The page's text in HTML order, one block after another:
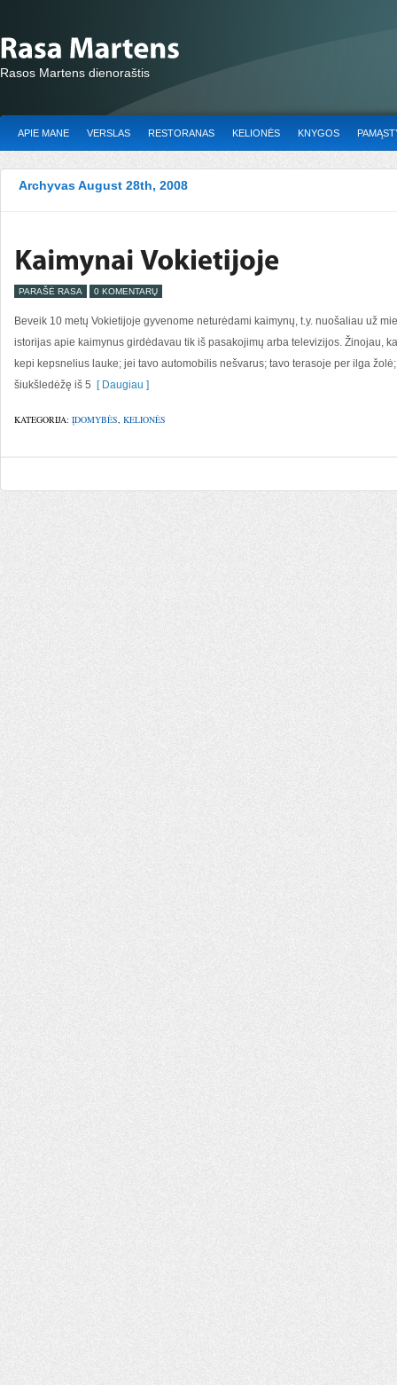
Rasos Martens dienoraštis
APIE MANE VERSLAS RESTORANAS KELIONĖS KNYGOS
Archyvas August 28th, 2008
PARAŠĖ RASA 0 KOMENTARŲ
Beveik 10 metų Vokietijoje gyvenome neturėdami kaimynų, t.y. nuošaliau už
istorijas apie kaimynus girdėdavau tik iš pasakojimų arba televizijos. Žinojau,
kepi kepsnelius lauke; jei tavo automobilis nešvarus; tavo terasoje per ilga
šiukšledėžę iš 5 [ Daugiau ]
KATEGORIJA: ĮDOMYBĖS, KELIONĖS